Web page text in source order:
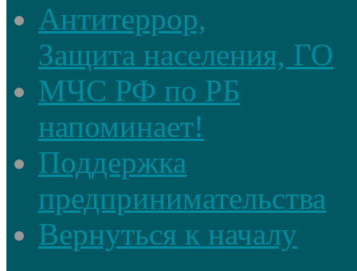
Антитеррор,
Защита населения, ГО
МЧС РФ по РБ
напоминает!
Поддержка
предпринимательства
Вернуться к началу